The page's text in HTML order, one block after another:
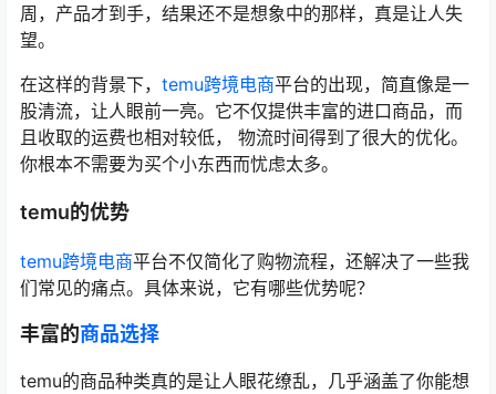
周，产品才到手，结果还不是想象中的那样，真是让人失
望。
在这样的背景下， temu跨境电商平台的出现，简直像是一
股清流，让人眼前一亮。它不仅提供丰富的进口商品，而
且收取的运费也相对较低， 物流时间得到了很大的优化。
你根本不需要为买个小东西而忧虑太多。
temu的优势
temu跨境电商平台不仅简化了购物流程，还解决了一些我
们常见的痛点。具体来说，它有哪些优势呢？
丰富的商品选择
temu的商品种类真的是让人眼花缭乱，几乎涵盖了你能想